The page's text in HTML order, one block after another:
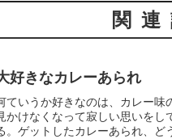
関連
好きなカレーあられ
ていうか好きなのは、カレー味
かけなくなって寂しい思いを
。ゲットしたカレーあられ、ど